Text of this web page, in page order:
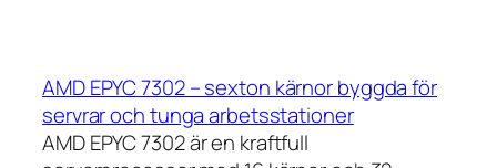
AMD EPYC 7302 – sexton kärnor byggda för
servrar och tunga arbetsstationer
AMD EPYC 7302 är en kraftfull